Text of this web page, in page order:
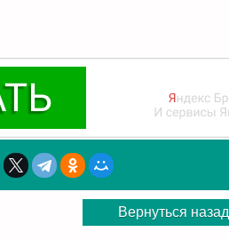
Вернуться назад